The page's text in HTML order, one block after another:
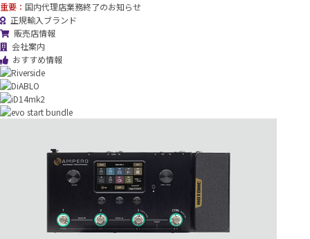
重要： 国内代理店業務終了のお知らせ
正規輸入ブランド
販売店情報
会社案内
おすすめ情報